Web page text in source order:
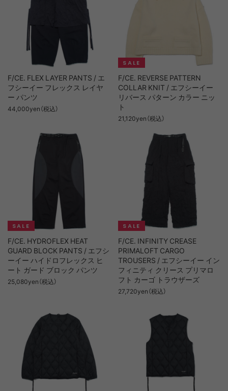
F/CE. FLEX LAYER PANTS / エ
フシーイー フレックス レイヤ
ー パンツ
44,000yen（税込）
F/CE. REVERSE PATTERN
COLLAR KNIT / エフシーイー
リバース パターン カラー ニッ
ト
21,120yen（税込）
F/CE. HYDROFLEX HEAT
GUARD BLOCK PANTS / エフシ
ーイー ハイドロフレックス ヒ
ート ガード ブロック パンツ
25,080yen（税込）
F/CE. INFINITY CREASE
PRIMALOFT CARGO
TROUSERS / エフシーイー イン
フィニティ クリース プリマロ
フト カーゴ トラウザーズ
27,720yen（税込）